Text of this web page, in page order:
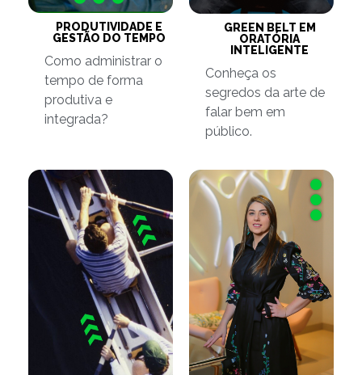
PRODUTIVIDADE E
GESTÃO DO TEMPO
Como administrar o
tempo de forma
produtiva e
integrada?
GREEN BELT EM
ORATÓRIA
INTELIGENTE
Conheça os
segredos da arte de
falar bem em
público.